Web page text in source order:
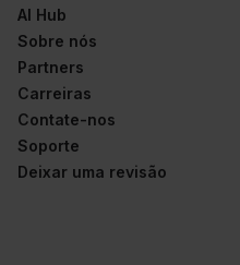
AI Hub
Sobre nós
Partners
Carreiras
Contate-nos
Soporte
Deixar uma revisão